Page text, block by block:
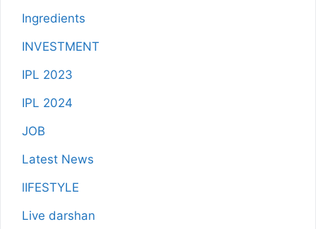
Ingredients
INVESTMENT
IPL 2023
IPL 2024
JOB
Latest News
lIFESTYLE
Live darshan